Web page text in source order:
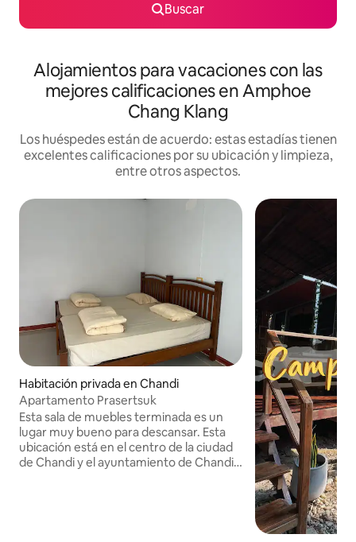
Buscar
Alojamientos para vacaciones con las
mejores calificaciones en Amphoe
Chang Klang
Los huéspedes están de acuerdo: estas estadías tienen
excelentes calificaciones por su ubicación y limpieza,
entre otros aspectos.
Habitación privada en Chandi
Apartamento Prasertsuk
Esta sala de muebles terminada es un
lugar muy bueno para descansar. Esta
ubicación está en el centro de la ciudad
de Chandi y el ayuntamiento de Chandi